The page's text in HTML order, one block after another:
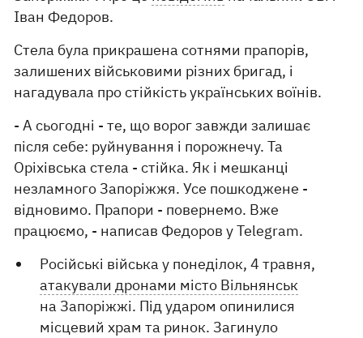
Іван Федоров.
Стела була прикрашена сотнями прапорів,
залишених військовими різних бригад, і
нагадувала про стійкість українських воїнів.
- А сьогодні - те, що ворог завжди залишає
після себе: руйнування і порожнечу. Та
Оріхівська стела - стійка. Як і мешканці
незламного Запоріжжя. Усе пошкоджене -
відновимо. Прапори - повернемо. Вже
працюємо, - написав Федоров у Telegram.
Російські війська у понеділок, 4 травня,
атакували дронами місто Вільнянськ
на Запоріжжі. Під ударом опинилися
місцевий храм та ринок. Загинуло